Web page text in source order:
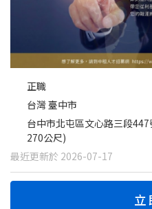
正職
台灣 臺中市
台中市北屯區文心路三段
270公尺)
最近更新於 2026-07-17
立